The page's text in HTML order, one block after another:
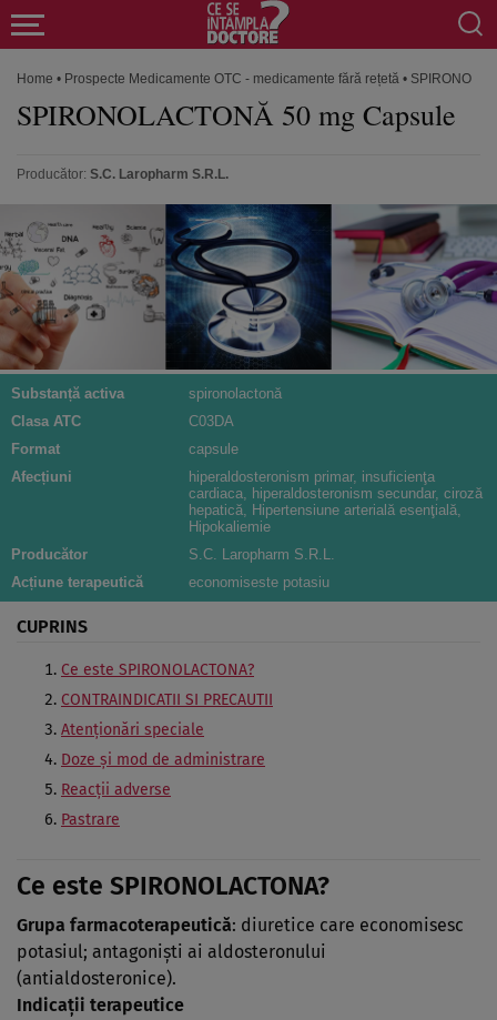
Home • Prospecte Medicamente OTC - medicamente fără rețetă •
SPIRONOLACTONĂ 50 mg Capsule
Producător: S.C. Laropharm S.R.L.
Substanță activa
spironolactonă
Clasa ATC
C03DA
Format
capsule
Afecțiuni
hiperaldosteronism primar, insuficienţa
cardiaca, hiperaldosteronism secundar, ciroză
hepatică, Hipertensiune arterială esenţială,
Hipokaliemie
Producător
S.C. Laropharm S.R.L.
Acțiune terapeutică
economiseste potasiu
CUPRINS
Ce este SPIRONOLACTONA?
CONTRAINDICATII SI PRECAUTII
Atenţionări speciale
Doze şi mod de administrare
Reacţii adverse
Pastrare
Ce este SPIRONOLACTONA?
Grupa farmacoterapeutică: diuretice care economisesc
potasiul; antagonişti ai aldosteronului
(antialdosteronice).
Indicaţii terapeutice